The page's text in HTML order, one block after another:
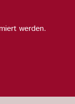
werden.